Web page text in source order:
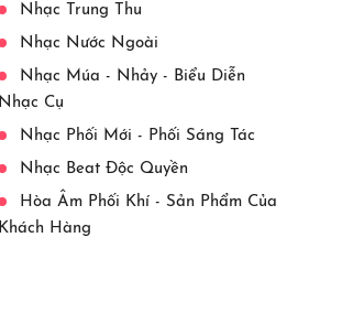
Remix Version) (Có Rap Full
Nhạc Trung Thu
Nhạc Nước Ngoài
Nhạc Múa - Nhảy - Biểu Diễn
Nhạc Cụ
Nhạc Phối Mới - Phối Sáng Tác
Nhạc Beat Độc Quyền
Hòa Âm Phối Khí - Sản Phẩm Của
Khách Hàng